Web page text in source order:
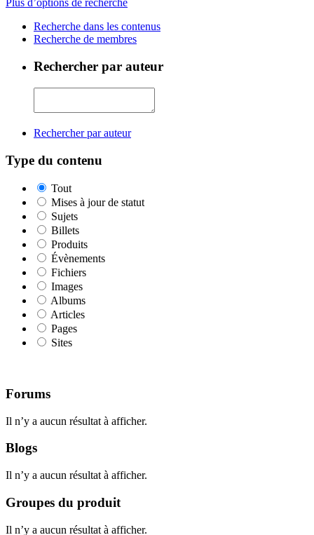
Plus d’options de recherche
Recherche dans les contenus
Recherche de membres
Rechercher par auteur
Rechercher par auteur
Type du contenu
Tout
Mises à jour de statut
Sujets
Billets
Produits
Évènements
Fichiers
Images
Albums
Articles
Pages
Sites
Forums
Il n’y a aucun résultat à afficher.
Blogs
Il n’y a aucun résultat à afficher.
Groupes du produit
Il n’y a aucun résultat à afficher.